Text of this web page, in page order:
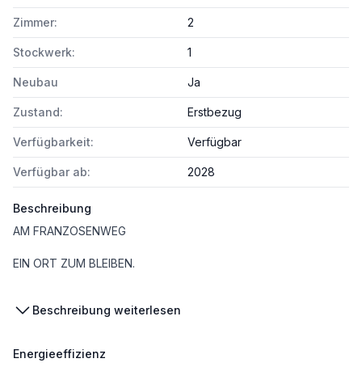
Zimmer: 2
Stockwerk: 1
Neubau Ja
Zustand: Erstbezug
Verfügbarkeit: Verfügbar
Verfügbar ab: 2028
Beschreibung
AM FRANZOSENWEG
EIN ORT ZUM BLEIBEN.
Die Wohnungen und Reihenhäuser bieten durchdachte Grundrisse und hochwertige Freiflächen – Gärten, Balkone oder Terrassen - für ein Wohnerlebnis mit viel Licht, Luft und Freiraum. Die Wohnungsgrößen und Zimmeranzahl können individuell gewählt werden: 2-4 Zimmer und 30m²- 100m². Auf Wunsch sind auch größere Einheiten realisierbar, etwa durch das Zusammenlegen benachbarter Wohnungen.
Beschreibung weiterlesen
Energieeffizienz